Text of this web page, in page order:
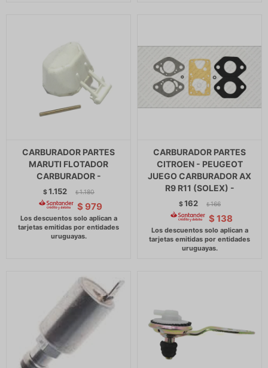
CARBURADOR PARTES
MARUTI FLOTADOR
CARBURADOR -
$1.152 $ 1.180
$ 979
CARBURADOR PARTES
CITROEN - PEUGEOT
JUEGO CARBURADOR AX
R9 R11 (SOLEX) -
$162 $ 166
$ 138